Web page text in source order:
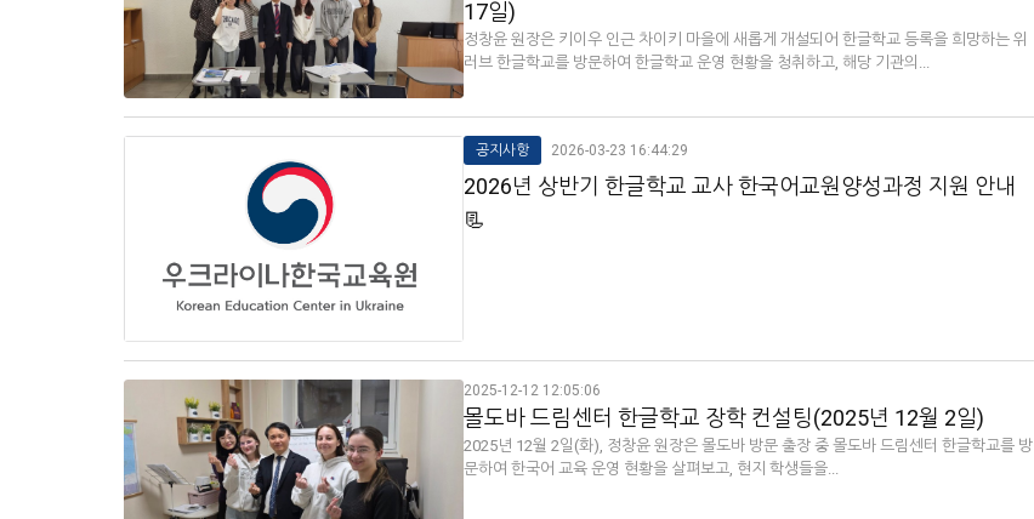
17일)
정창윤 원장은 키이우 인근 차이키 마을에 새롭게 개설되어 한글학교 등록을 희망하는 위
러브 한글학교를 방문하여 한글학교 운영 현황을 청취하고, 해당 기관의...
공지사항 2026-03-23 16:44:29
2026년 상반기 한글학교 교사 한국어교원양성과정 지원 안내
📃
2025-12-12 12:05:06
몰도바 드림센터 한글학교 장학 컨설팅(2025년 12월 2일)
2025년 12월 2일(화), 정창윤 원장은 몰도바 방문 출장 중 몰도바 드림센터 한글학교를 방
문하여 한국어 교육 운영 현황을 살펴보고, 현지 학생들을...